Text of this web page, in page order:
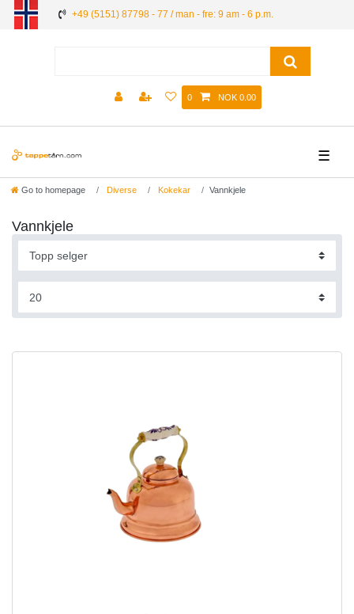
+49 (5151) 87798 - 77 / man - fre: 9 am - 6 p.m.
0 NOK 0.00
☰
Go to homepage Diverse Kokekar Vannkjele
Vannkjele